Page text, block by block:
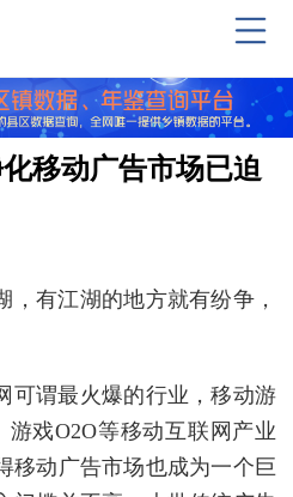
移动广告市场已迫
，有江湖的地方就有纷争，
可谓最火爆的行业，移动游
戏O2O等移动互联网产业
移动广告市场也成为一个巨